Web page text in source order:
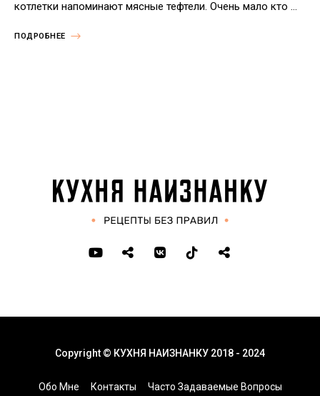
котлетки напоминают мясные тефтели. Очень мало кто …
ПОДРОБНЕЕ
Обо Мне Контакты Часто Задаваемые Вопросы
Copyright © КУХНЯ НАИЗНАНКУ 2018 - 2024